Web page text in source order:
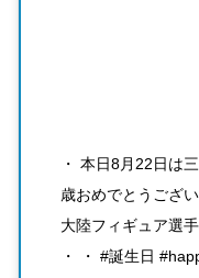
・ 本日8月22日は
歳おめでとうござ
大陸フィギュア選
・ ・ #誕生日